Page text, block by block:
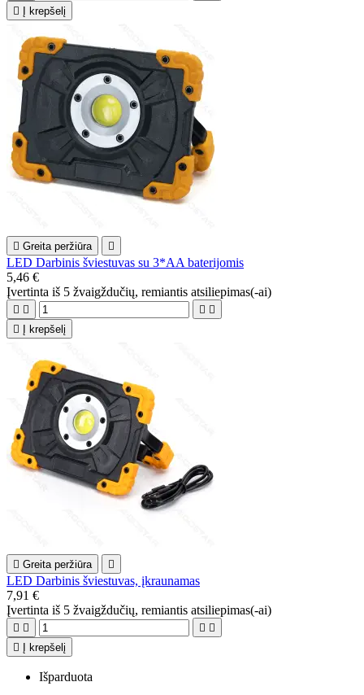

Į krepšelį
 Greita peržiūra 
LED Darbinis šviestuvas su 3*AA baterijomis
5,46 €
Įvertinta iš 5 žvaigždučių, remiantis atsiliepimas(-ai)
   

Į krepšelį
 Greita peržiūra 
LED Darbinis šviestuvas, įkraunamas
7,91 €
Įvertinta iš 5 žvaigždučių, remiantis atsiliepimas(-ai)
   

Į krepšelį
Išparduota